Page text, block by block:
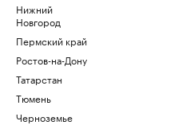
Нижний
Новгород
Пермский край
Ростов-на-Дону
Татарстан
Тюмень
Черноземье